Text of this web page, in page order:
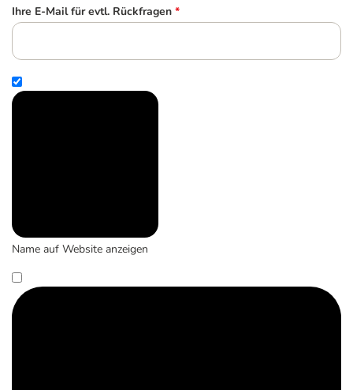
Ihre E-Mail für evtl. Rückfragen *
Name auf Website anzeigen